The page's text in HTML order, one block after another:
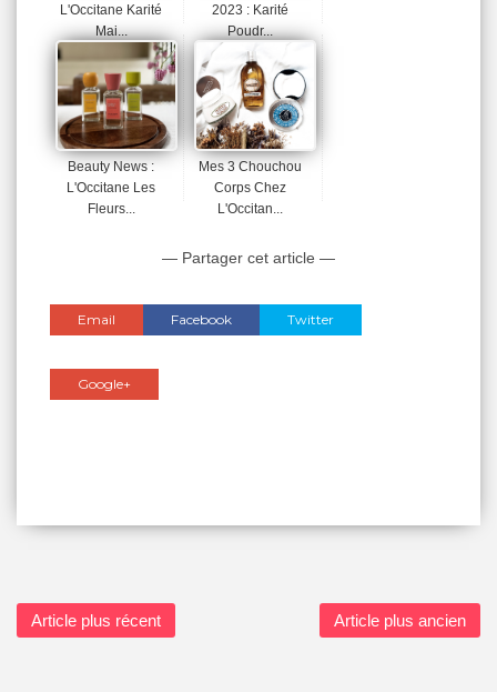
L'Occitane Karité
Mai...
2023 : Karité
Poudr...
Beauty News :
L'Occitane Les
Fleurs...
Mes 3 Chouchou
Corps Chez
L'Occitan...
— Partager cet article —
Email Facebook Twitter
Google+
Article plus récent Article plus ancien